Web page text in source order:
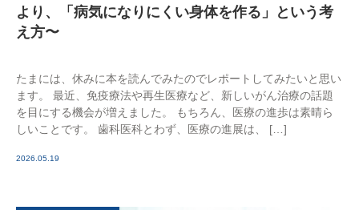
より、「病気になりにくい身体を作る」という考
え方〜
たまには、休みに本を読んでみたのでレポートしてみたいと思い
ます。 最近、免疫療法や再生医療など、新しいがん治療の話題
を目にする機会が増えました。 もちろん、医療の進歩は素晴ら
しいことです。 歯科医科とわず、医療の進展は、 […]
2026.05.19